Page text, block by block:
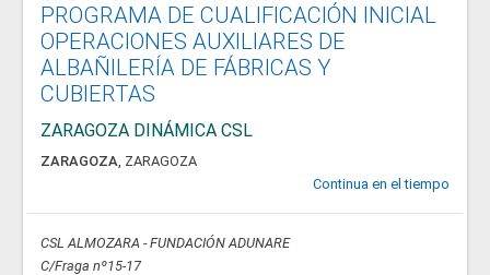
PROGRAMA DE CUALIFICACIÓN INICIAL
OPERACIONES AUXILIARES DE
ALBAÑILERÍA DE FÁBRICAS Y
CUBIERTAS
ZARAGOZA DINÁMICA CSL
ZARAGOZA, ZARAGOZA
Continua en el tiempo
CSL ALMOZARA - FUNDACIÓN ADUNARE
C/Fraga nº15-17